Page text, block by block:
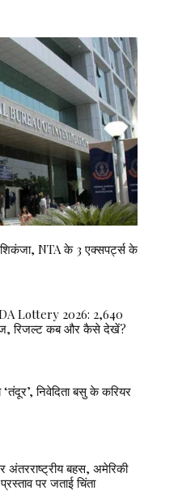
NTA के 3 एक्सपर्ट्स के
Lottery 2026: 2,640
रिजल्ट कब और कैसे देखें?
निवेदिता बसु के करियर
अंतरराष्ट्रीय बहस, अमेरिकी
पर जताई चिंता